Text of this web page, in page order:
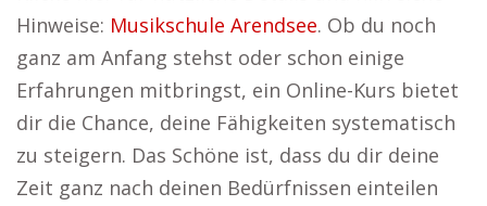
Hinweise: Musikschule Arendsee. Ob du noch
ganz am Anfang stehst oder schon einige
Erfahrungen mitbringst, ein Online-Kurs bietet
dir die Chance, deine Fähigkeiten systematisch
zu steigern. Das Schöne ist, dass du dir deine
Zeit ganz nach deinen Bedürfnissen einteilen